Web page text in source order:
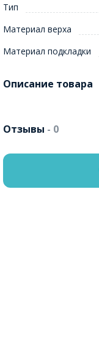
Тип
Материал верха
Материал подкладки
Описание товара
Отзывы - 0